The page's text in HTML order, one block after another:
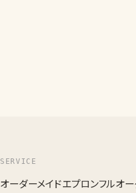
SERVICE
オーダーメイドエプロンフルオ